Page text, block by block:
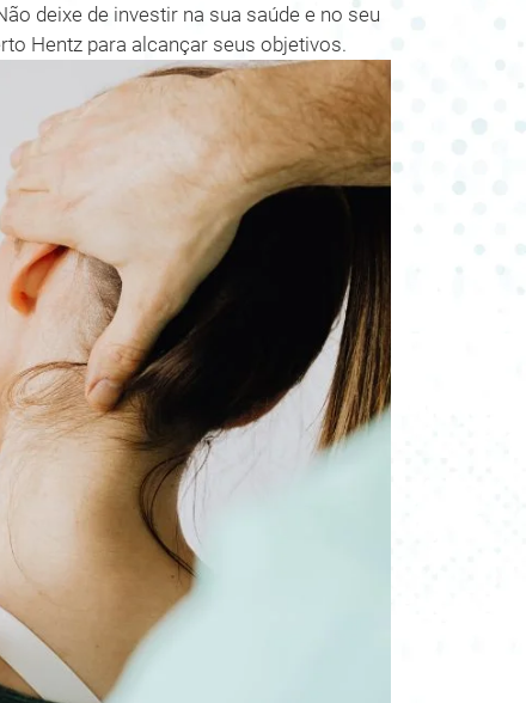
deixe de investir na sua saúde e no seu
Hentz para alcançar seus objetivos.